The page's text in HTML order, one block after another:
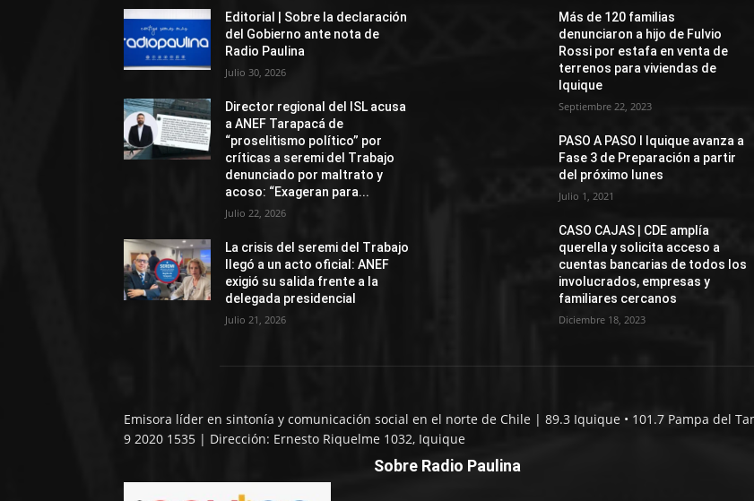
Editorial | Sobre la declaración
del Gobierno ante nota de
Radio Paulina
Julio 30, 2026
Director regional del ISL acusa
a ANEF Tarapacá de
“proselitismo político” por
críticas a seremi del Trabajo
denunciado por maltrato y
acoso: “Exageran para...
Julio 22, 2026
La crisis del seremi del Trabajo
llegó a un acto oficial: ANEF
exigió su salida frente a la
delegada presidencial
Julio 21, 2026
Más de 120 familias
denunciaron a hijo de Fulvio
Rossi por estafa en venta de
terrenos para viviendas de
Iquique
Septiembre 22, 2023
PASO A PASO I Iquique avanza a
Fase 3 de Preparación a partir
del próximo lunes
Julio 1, 2021
CASO CAJAS | CDE amplía
querella y solicita acceso a
cuentas bancarias de todos los
involucrados, empresas y
familiares cercanos
Diciembre 18, 2023
Emisora líder en sintonía y comunicación social en el norte de Chile | 89.3 Iquique • 101.7 Pampa del
9 2020 1535 | Dirección: Ernesto Riquelme 1032, Iquique
Sobre Radio Paulina